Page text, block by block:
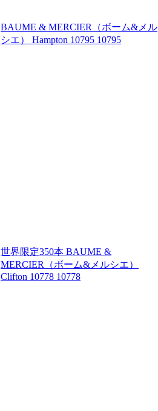
BAUME & MERCIER（ボーム&メル
シエ）
Hampton 10795 10795
世界限定350本 BAUME &
MERCIER（ボーム&メルシエ）
Clifton 10778 10778